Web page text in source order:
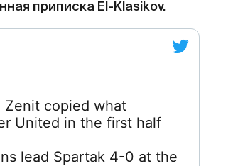
приписка El-Klasikov.
Zenit copied what
United in the first half
lead Spartak 4-0 at the